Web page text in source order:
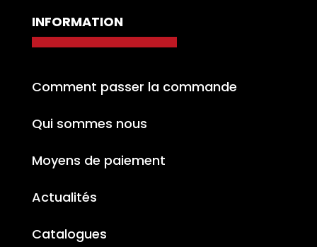
INFORMATION
Comment passer la commande
Qui sommes nous
Moyens de paiement
Actualités
Catalogues